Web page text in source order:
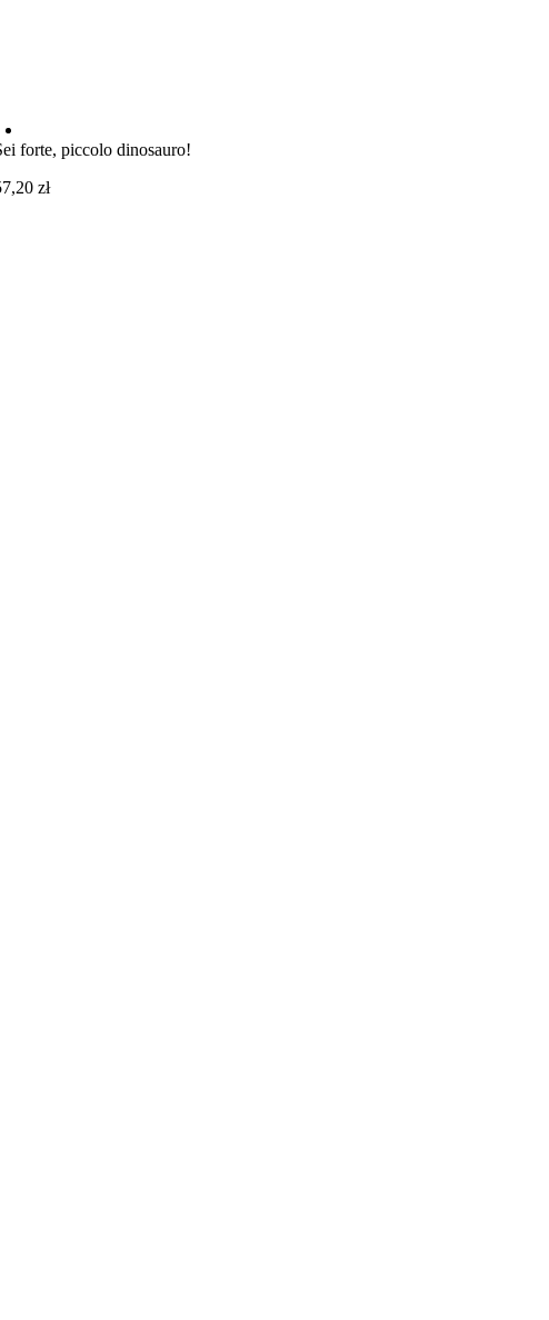
forte, piccolo dinosauro!
zł